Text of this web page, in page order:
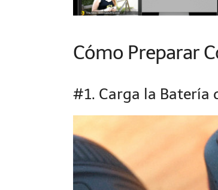
Cómo Preparar
#1. Carga la Batería